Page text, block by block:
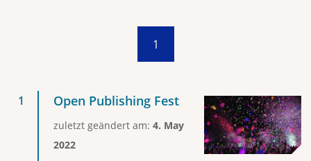
1
Open Publishing Fest
zuletzt geändert am: 4. May
2022